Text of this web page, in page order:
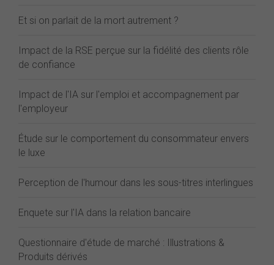
Et si on parlait de la mort autrement ?
Impact de la RSE perçue sur la fidélité des clients rôle
de confiance
Impact de l'IA sur l'emploi et accompagnement par
l'employeur
Étude sur le comportement du consommateur envers
le luxe
Perception de l'humour dans les sous-titres interlingues
Enquete sur l'IA dans la relation bancaire
Questionnaire d'étude de marché : Illustrations &
Produits dérivés